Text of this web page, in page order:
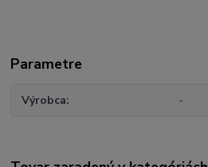
Parametre
Výrobca -